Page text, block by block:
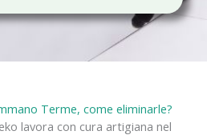
Terme, come eliminarle?
lavora con cura artigiana nel